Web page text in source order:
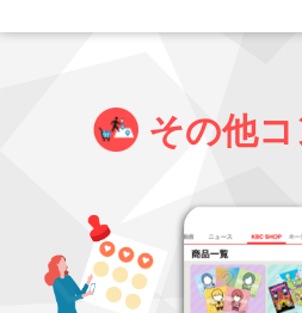
その他コ